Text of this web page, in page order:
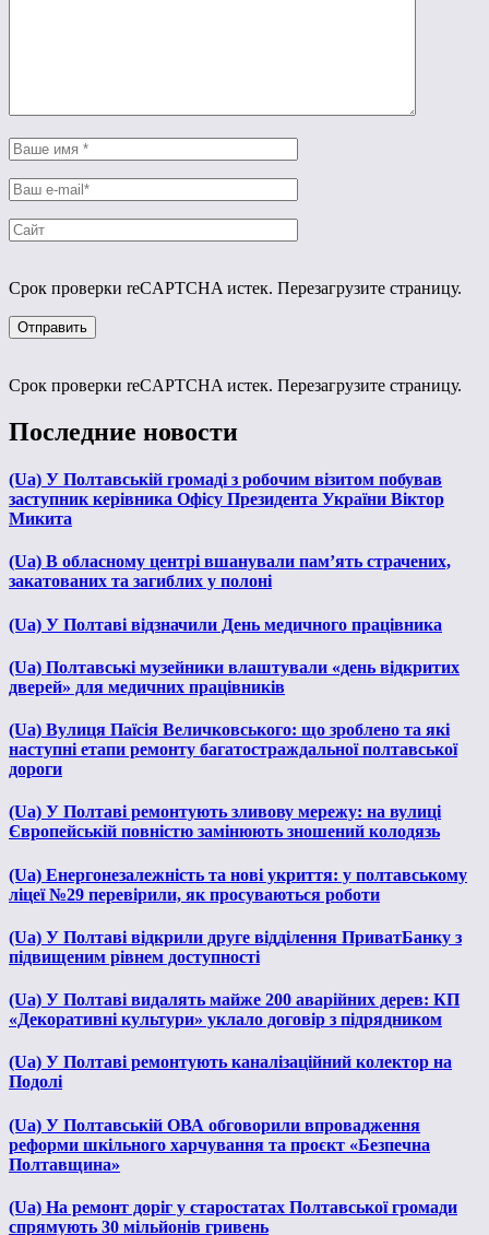
Срок проверки reCAPTCHA истек. Перезагрузите страницу.
Срок проверки reCAPTCHA истек. Перезагрузите страницу.
Последние новости
(Ua) У Полтавській громаді з робочим візитом побував
заступник керівника Офісу Президента України Віктор
Микита
(Ua) В обласному центрі вшанували пам’ять страчених,
закатованих та загиблих у полоні
(Ua) У Полтаві відзначили День медичного працівника
(Ua) Полтавські музейники влаштували «день відкритих
дверей» для медичних працівників
(Ua) Вулиця Паїсія Величковського: що зроблено та які
наступні етапи ремонту багатостраждальної полтавської
дороги
(Ua) У Полтаві ремонтують зливову мережу: на вулиці
Європейській повністю замінюють зношений колодязь
(Ua) Енергонезалежність та нові укриття: у полтавському
ліцеї №29 перевірили, як просуваються роботи
(Ua) У Полтаві відкрили друге відділення ПриватБанку з
підвищеним рівнем доступності
(Ua) У Полтаві видалять майже 200 аварійних дерев: КП
«Декоративні культури» уклало договір з підрядником
(Ua) У Полтаві ремонтують каналізаційний колектор на
Подолі
(Ua) У Полтавській ОВА обговорили впровадження
реформи шкільного харчування та проєкт «Безпечна
Полтавщина»
(Ua) На ремонт доріг у старостатах Полтавської громади
спрямують 30 мільйонів гривень